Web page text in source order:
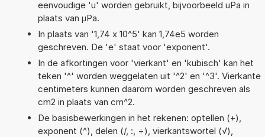
eenvoudige 'u' worden gebruikt, bijvoorbeeld uPa in
plaats van µPa.
In plaats van '1,74 x 10^5' kan 1,74e5 worden
geschreven. De 'e' staat voor 'exponent'.
In de afkortingen voor 'vierkant' en 'kubisch' kan het
teken '^' worden weggelaten uit '^2' en '^3'. Vierkante
centimeters kunnen daarom worden geschreven als
cm2 in plaats van cm^2.
De basisbewerkingen in het rekenen: optellen (+),
exponent (^), delen (/, :, ÷), vierkantswortel (√),